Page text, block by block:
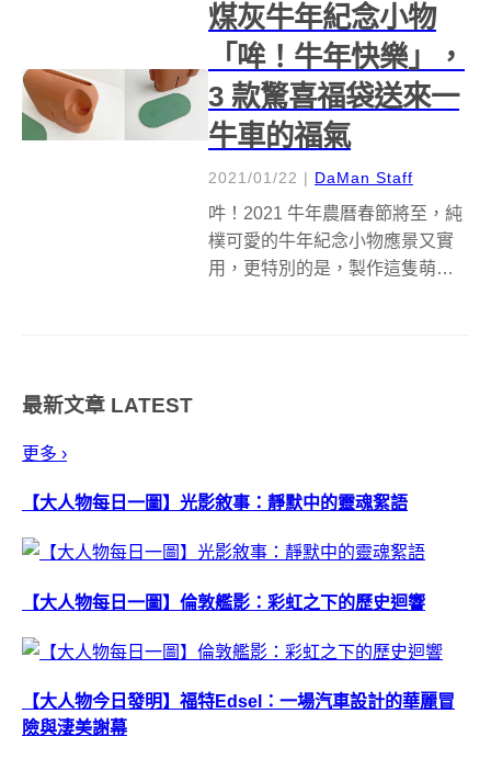
煤灰牛年紀念小物
「哞！牛年快樂」，
3 款驚喜福袋送來一
牛車的福氣
2021/01/22 | DaMan Staff
吽！2021 牛年農曆春節將至，純
樸可愛的牛年紀念小物應景又實
用，更特別的是，製作這隻萌萌
最新文章 LATEST
更多 ›
【大人物每日一圖】光影敘事：靜默中的靈魂絮語
【大人物每日一圖】倫敦艦影：彩虹之下的歷史迴響
【大人物今日發明】福特Edsel：一場汽車設計的華麗冒
險與淒美謝幕